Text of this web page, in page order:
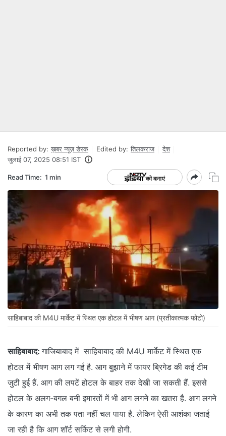
Reported by: ख़बर न्यूज़ डेस्क Edited by: तिलकराज
देश
जुलाई 07, 2025 08:51 IST
Read Time: 1 min
साहिबाबाद की M4U मार्केट में स्थित एक होटल में भीषण आग (प्रतीकात्‍मक फोटो)
साहिबाबाद: गाजियाबाद में साहिबाबाद की M4U मार्केट में स्थित एक
होटल में भीषण आग लग गई है. आग बुझाने में फायर ब्रिगेड की कई टीम
जुटी हुई हैं. आग की लपटें होटल के बाहर तक देखी जा सकती हैं. इससे
होटल के अलग-बगल बनी इमारतों में भी आग लगने का खतरा है. आग लगने
के कारण का अभी तक पता नहीं चल पाया है. लेकिन ऐसी आशंका जताई
जा रही है कि आग शॉर्ट सर्किट से लगी होगी.